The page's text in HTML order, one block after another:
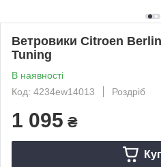
Ветровики Citroen
Tuning
В наявності
Код: 4234ew14013
Роздріб
1 095 ₴